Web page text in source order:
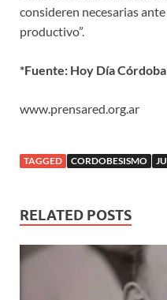
consideren necesarias
productivo”.
*Fuente: Hoy Día
www.prensared.org.ar
TAGGED CORDOBESISMO
RELATED POSTS